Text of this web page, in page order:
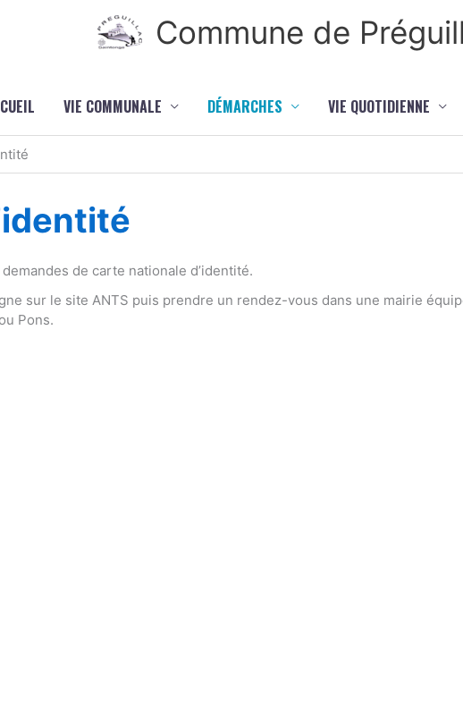
Commune de
VIE COMMUNALE DÉMARCHES VIE QUOTIDIENNE
de carte nationale d’identité.
sur le site ANTS puis prendre un rendez-vous dans une mairie
Pons.